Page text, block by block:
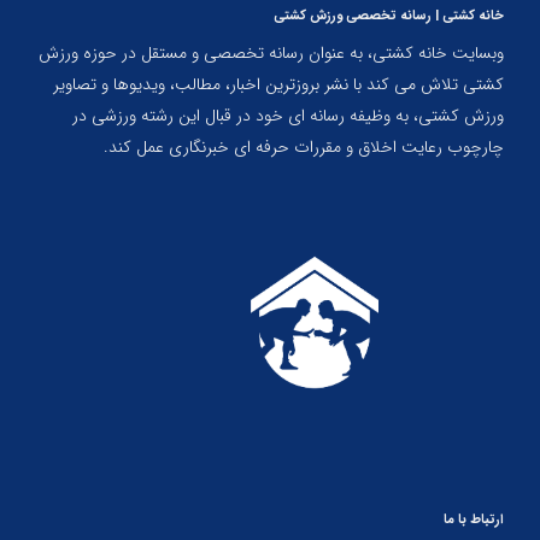
خانه کشتی | رسانه تخصصی ورزش کشتی
وبسایت خانه کشتی، به عنوان رسانه تخصصی و مستقل در حوزه ورزش
کشتی تلاش می کند با نشر بروزترین اخبار، مطالب، ویدیوها و تصاویر
ورزش کشتی، به وظیفه رسانه ای خود در قبال این رشته ورزشی در
چارچوب رعایت اخلاق و مقررات حرفه ای خبرنگاری عمل کند.
ارتباط با ما